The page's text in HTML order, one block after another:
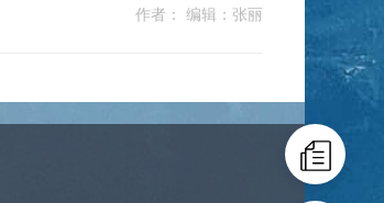
作者： 编辑：张丽